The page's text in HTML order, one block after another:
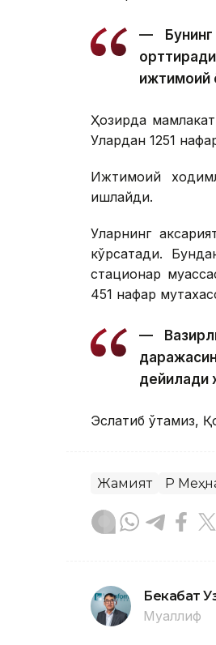
— Бунинг
ижтимоий
Ҳозирда
Улардан 1251
Ижтимоий
ишлайди.
Уларнинг
кўрсатади.
стационар
451 нафар
—
дейилади
Эслатиб ўтамиз,
Жамият ҚР
Бекабат
Муаллиф